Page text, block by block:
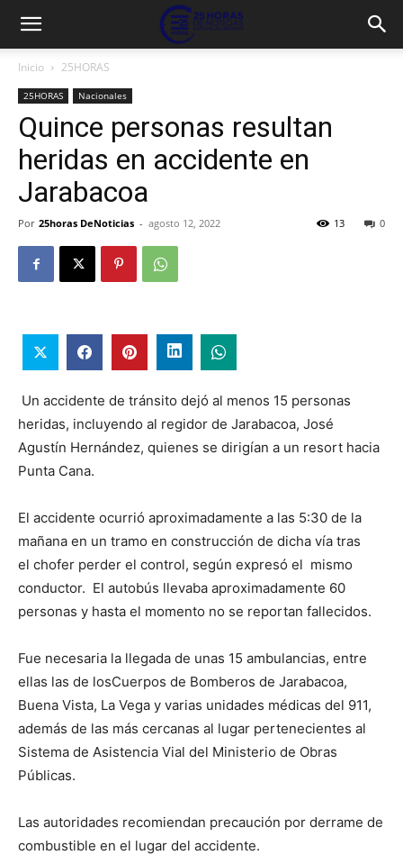
Inicio 25HORAS
25HORAS Nacionales
Quince personas resultan
heridas en accidente en
Jarabacoa
Por 25horas DeNoticias - agosto 12, 2022 0
13
Un accidente de tránsito dejó al menos 15 personas
heridas, incluyendo al regidor de Jarabacoa, José
Agustín Hernández, quienes se dirigían a un resort hacia
Punta Cana.
El accidente ocurrió aproximadamente a las 5:30 de la
mañana en un tramo en construcción de dicha vía tras
el chofer perder el control, según expresó el mismo
conductor. El autobús llevaba aproximadamente 60
personas y hasta el momento no se reportan fallecidos.
Fue necesaria la llegada de unas 15 ambulancias, entre
ellas las de losCuerpos de Bomberos de Jarabacoa,
Buena Vista, La Vega y varias unidades médicas del 911,
además de las más cercanas al lugar pertenecientes al
Sistema de Asistencia Vial del Ministerio de Obras
Públicas.
Las autoridades recomiendan precaución por derrame de
combustible en el lugar del accidente.